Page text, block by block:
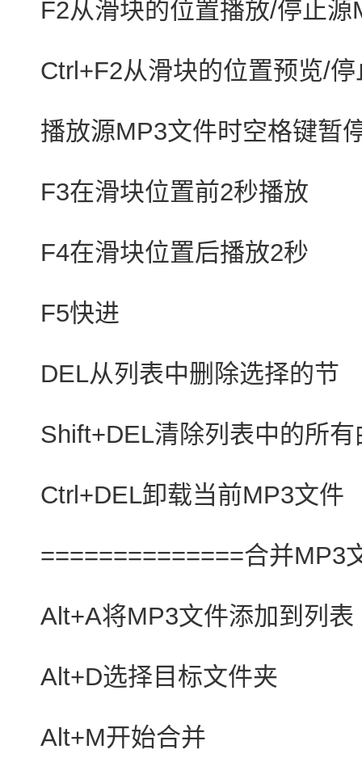
F2从滑块的位置播放/停止源
Ctrl+F2从滑块的位置预览/
播放源MP3文件时空格键暂
F3在滑块位置前2秒播放
F4在滑块位置后播放2秒
F5快进
DEL从列表中删除选择的节
Shift+DEL清除列表中的所有
Ctrl+DEL卸载当前MP3文件
==============合并MP3
Alt+A将MP3文件添加到列表
Alt+D选择目标文件夹
Alt+M开始合并